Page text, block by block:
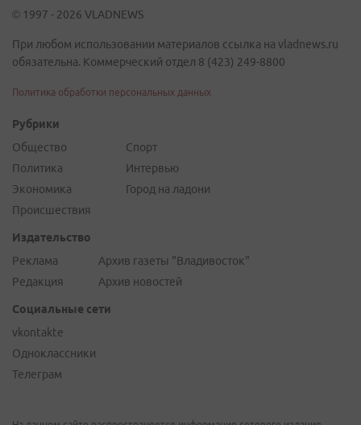
© 1997 - 2026 VLADNEWS
При любом использовании материалов ссылка на vladnews.ru
обязательна. Коммерческий отдел 8 (423) 249-8800
Политика обработки персональных данных
Рубрики
Общество
Политика
Экономика
Происшествия
Спорт
Интервью
Город на ладони
Издательство
Реклама
Редакция
Архив газеты "Владивосток"
Архив новостей
Социальные сети
vkontakte
Одноклассники
Телеграм